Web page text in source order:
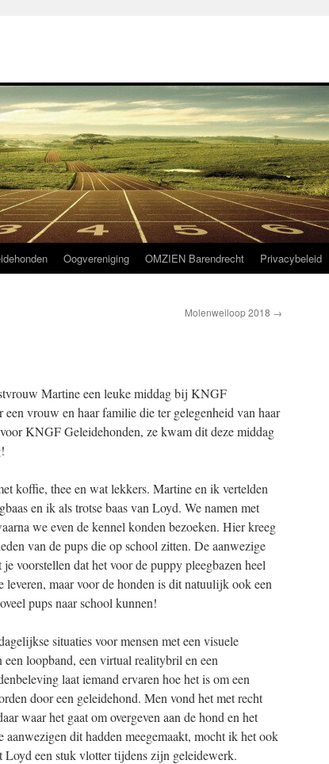
Oogvereniging OMZIEN Barendrecht Privacybeleid
Molenweiloop 2018 →
Martine een leuke middag bij KNGF
vrouw en haar familie die ter gelegenheid van haar
KNGF Geleidehonden, ze kwam dit deze middag
koffie, thee en wat lekkers. Martine en ik vertelden
en ik als trotse baas van Loyd. We namen met
we even de kennel konden bezoeken. Hier kreeg
van de pups die op school zitten. De aanwezige
voorstellen dat het voor de puppy pleegbazen heel
maar voor de honden is dit natuulijk ook een
pups naar school kunnen!
situaties voor mensen met een visuele
loopband, een virtual realitybril en een
laat iemand ervaren hoe het is om een
door een geleidehond. Men vond het met recht
waar het gaat om overgeven aan de hond en het
dit hadden meegemaakt, mocht ik het ook
een stuk vlotter tijdens zijn geleidewerk.